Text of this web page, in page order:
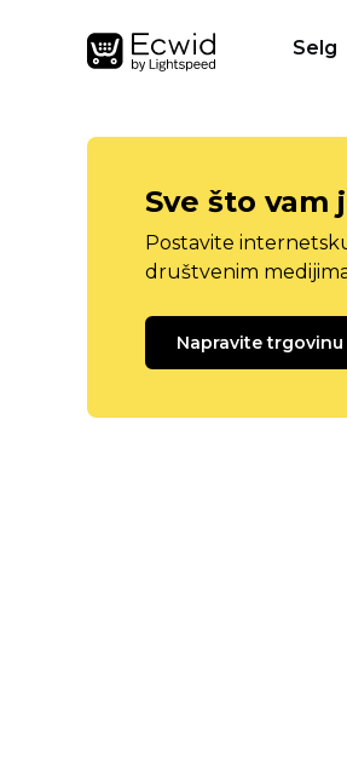
Selg
Sve što
Postavite
društvenim
Napravite trgovinu